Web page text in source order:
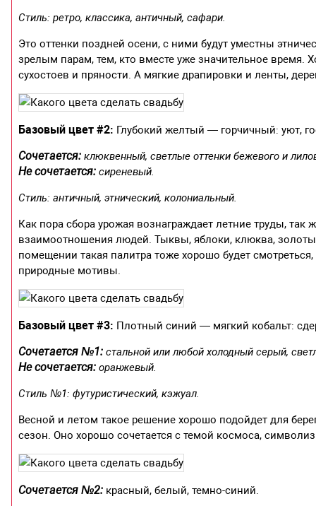
Стиль: ретро, классика, античный, сафари.
Это оттенки поздней осени, с ними будут уместны
зрелым парам, тем, кто вместе уже значительное
сухостоев и пряности. А мягкие драпировки и ленты,
Базовый цвет #2: Глубокий желтый — горчичный: уют,
Сочетается: клюквенный, светлые оттенки бежевого и
Не сочетается: сиреневый.
Стиль: античный, этнический, колониальный.
Как пора сбора урожая вознаграждает летние труды,
взаимоотношения людей. Тыквы, яблоки, клюква,
помещении такая палитра тоже хорошо будет
природные мотивы.
Базовый цвет #3: Плотный синий — мягкий кобальт:
Сочетается №1: стальной или любой холодный серый,
Не сочетается: оранжевый.
Стиль №1: футуристический, кэжуал.
Весной и летом такое решение хорошо подойдет для
сезон. Оно хорошо сочетается с темой космоса,
Сочетается №2: красный, белый, темно-синий.